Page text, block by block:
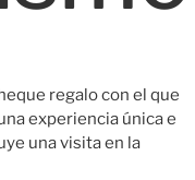
regalo con el que
experiencia única e
una visita en la